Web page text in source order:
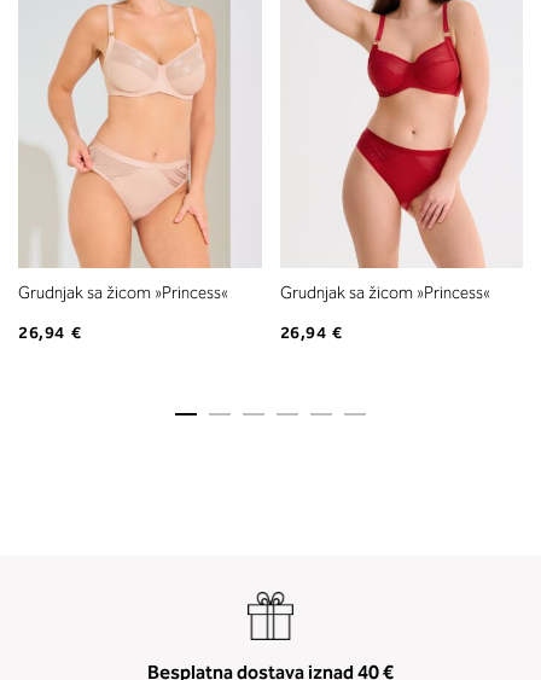
Grudnjak sa žicom »Princess«
26,94 €
Grudnjak sa žicom »Princess«
26,94 €
Besplatna dostava iznad 40 €
Izmerite prsni obseg. Šiviljski
položite čez hrbet v višini
izreza in čez prsi, v višini bradavic
vdolbine med prsmi. V razdelku 2.
boste prebrali, katera globina
ustreza vaši meri (A, B …) – iščite v
stolpcu, ki ste ga določili s
obsegom.